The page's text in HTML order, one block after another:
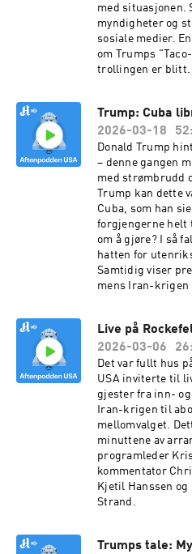
med situasjonen.
myndigheter og
sosiale medier.
om Trumps
trollingen er blitt.
Georgia. Og! Kan
Waffle House?
Pletten,
programleder
Peter Daatland.
Trump: Cuba
2026-03-18
Donald Trump
– denne gangen
med strømbrudd
Trump kan dette
Cuba, som han
forgjengerne helt
om å gjøre? I så
hatten for
Samtidig viser
mens Iran-krigen
aldri vil få. Med kommentator Christina Pletten,
korrespondent
Kristoffer
Daatland. Montasje: Alberto Korda, Public
domain via
Bjørge,
Live på
2026-03-06
Det var fullt hus
USA inviterte til
gjester fra inn-
Iran-krigen til
mellomvalget.
minuttene av
programleder
kommentator
Kjetil Hanssen og
Strand.
Trumps tale: